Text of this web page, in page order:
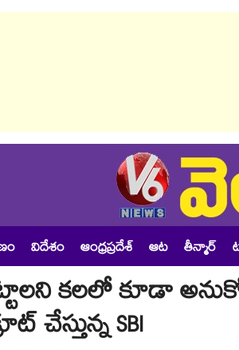
విదేశం ఆంధ్రప్రదేశ్ ఆట తీన్మార్
కలలో కూడా
చేస్తున్న SBI